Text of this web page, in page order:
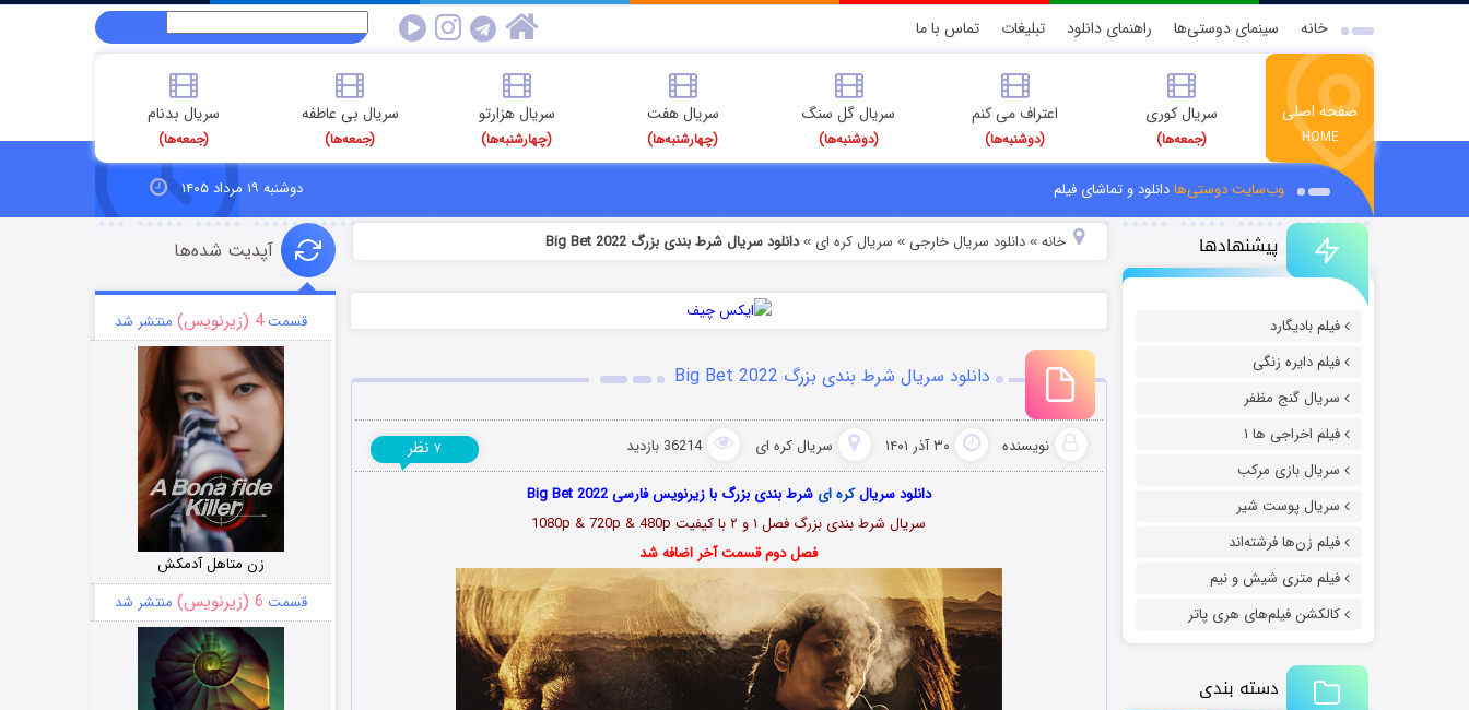
خانه سینمای دوستی‌ها راهنمای دانلود تبلیغات تماس با ما
صفحه اصلی
HOME
سریال کوری
(جمعه‌ها)
اعتراف می کنم
(دوشنبه‌ها)
سریال گل سنگ
(دوشنبه‌ها)
سریال هفت
(چهارشنبه‌ها)
سریال هزارتو
(چهارشنبه‌ها)
سریال بی عاطفه
(جمعه‌ها)
سریال بدنام
(جمعه‌ها)
وب‌سایت دوستی‌هادانلود و تماشای فیلم دوشنبه ۱۹ مرداد ۱۴۰۵
پیشنهادها
فیلم بادیگارد
فیلم دایره زنگی
سریال گنج مظفر
فیلم اخراجی ها ۱
سریال بازی مرکب
سریال پوست شیر
فیلم زن‌ها فرشته‌اند
فیلم متری شیش و نیم
کالکشن فیلم‌های هری پاتر
دسته بندی
خانه» دانلود سریال خارجی » سریال کره ای »دانلود سریال شرط بندی بزرگ Big Bet 2022
دانلود سریال شرط بندی بزرگ Big Bet 2022
نویسنده ۳۰ آذر ۱۴۰۱ سریال کره ای 36214 بازدید ۷ نظر
دانلود سریالکره ای شرط بندی بزرگ با زیرنویس فارسی Big Bet 2022
سریال شرط بندی بزرگ فصل ۱ و ۲ با کیفیت 1080p & 720p & 480p
فصل دوم قسمت آخر اضافه شد
آپدیت شده‌ها
قسمت4 (زیرنویس) منتشر شد
زن متاهل آدمکش
قسمت 6 (زیرنویس) منتشر شد